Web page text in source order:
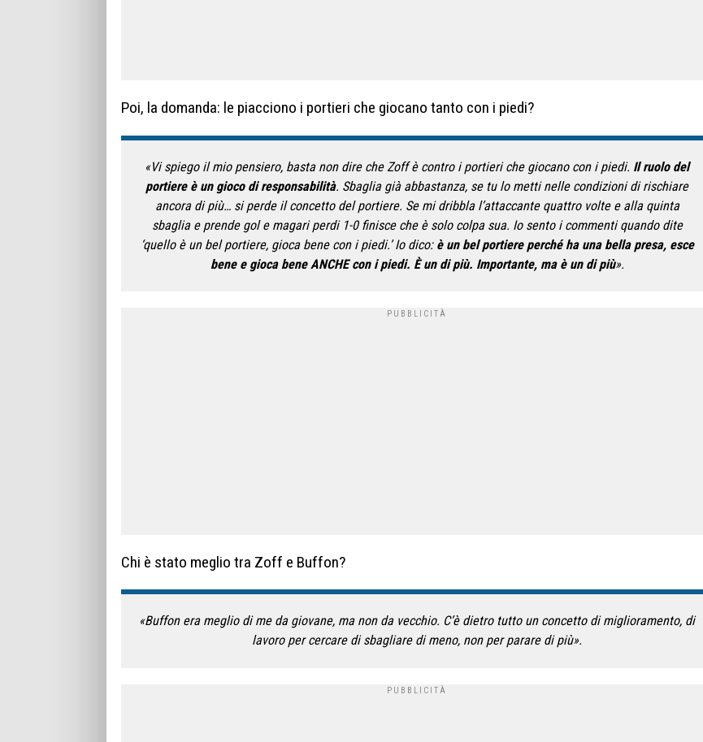
Poi, la domanda: le piacciono i portieri che giocano tanto con i piedi?
«Vi spiego il mio pensiero, basta non dire che Zoff è contro i portieri che giocano con i piedi. Il ruolo del
portiere è un gioco di responsabilità. Sbaglia già abbastanza, se tu lo metti nelle condizioni di rischiare
ancora di più… si perde il concetto del portiere. Se mi dribbla l’attaccante quattro volte e alla quinta
sbaglia e prende gol e magari perdi 1-0 finisce che è solo colpa sua. Io sento i commenti quando dite
‘quello è un bel portiere, gioca bene con i piedi.’ Io dico: è un bel portiere perché ha una bella presa, esce
bene e gioca bene ANCHE con i piedi. È un di più. Importante, ma è un di più».
Chi è stato meglio tra Zoff e Buffon?
«Buffon era meglio di me da giovane, ma non da vecchio. C’è dietro tutto un concetto di miglioramento, di
lavoro per cercare di sbagliare di meno, non per parare di più».